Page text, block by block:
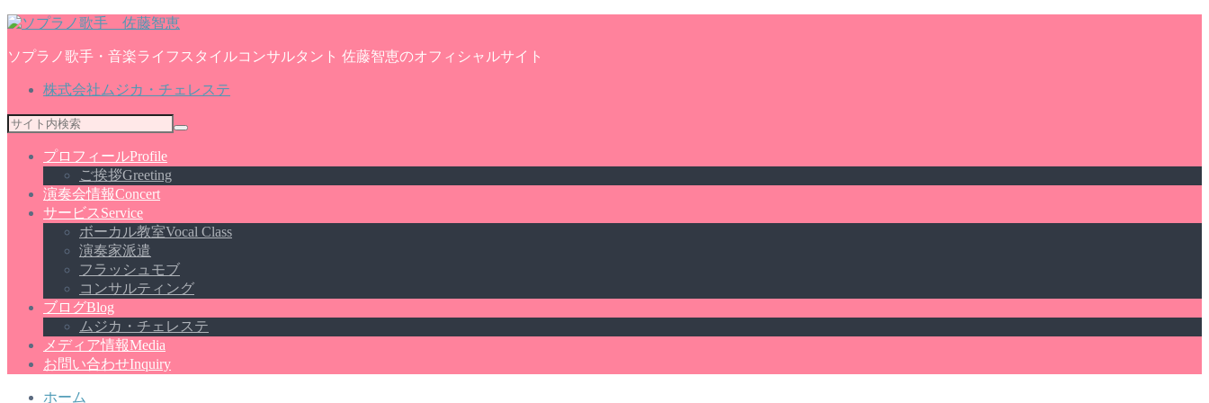
ソプラノ歌手・音楽ライフスタイルコンサルタント 佐藤智恵のオフィシャルサイト
株式会社ムジカ・チェレステ
プロフィールProfile
ご挨拶Greeting
演奏会情報Concert
サービス Service
ボーカル教室Vocal Class
演奏家派遣
フラッシュモブ
コンサルティング
ブログBlog
ムジカ・チェレステ
メディア情報Media
お問い合わせInquiry
ホーム